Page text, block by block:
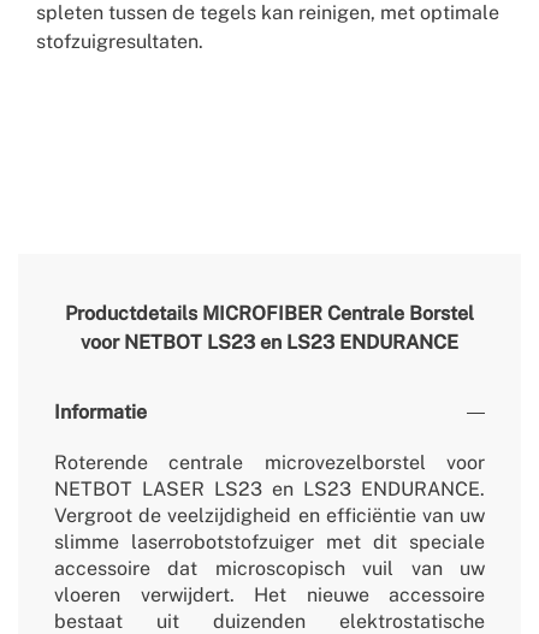
spleten tussen de tegels kan reinigen, met optimale
stofzuigresultaten.
Productdetails MICROFIBER Centrale Borstel
voor NETBOT LS23 en LS23 ENDURANCE
Informatie
Roterende centrale microvezelborstel voor
NETBOT LASER LS23 en LS23 ENDURANCE.
Vergroot de veelzijdigheid en efficiëntie van uw
slimme laserrobotstofzuiger met dit speciale
accessoire dat microscopisch vuil van uw
vloeren verwijdert. Het nieuwe accessoire
bestaat uit duizenden elektrostatische